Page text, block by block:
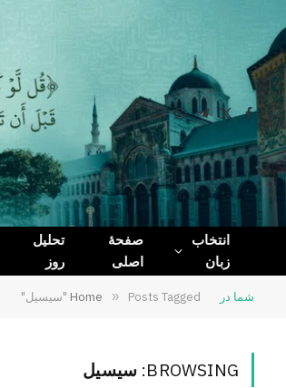
Facebook
X
(Twitter)
Telegram
WhatsApp
انتخاب
زبان
صفحۀ
اصلی
تحلیل
روز
شما در Home » Posts Tagged "سیسیل"
BROWSING: سیسیل